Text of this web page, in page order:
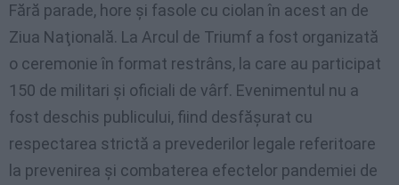
Fără parade, hore şi fasole cu ciolan în acest an de
Ziua Naţională. La Arcul de Triumf a fost organizată
o ceremonie în format restrâns, la care au participat
150 de militari şi oficiali de vârf. Evenimentul nu a
fost deschis publicului, fiind desfăşurat cu
respectarea strictă a prevederilor legale referitoare
la prevenirea şi combaterea efectelor pandemiei de